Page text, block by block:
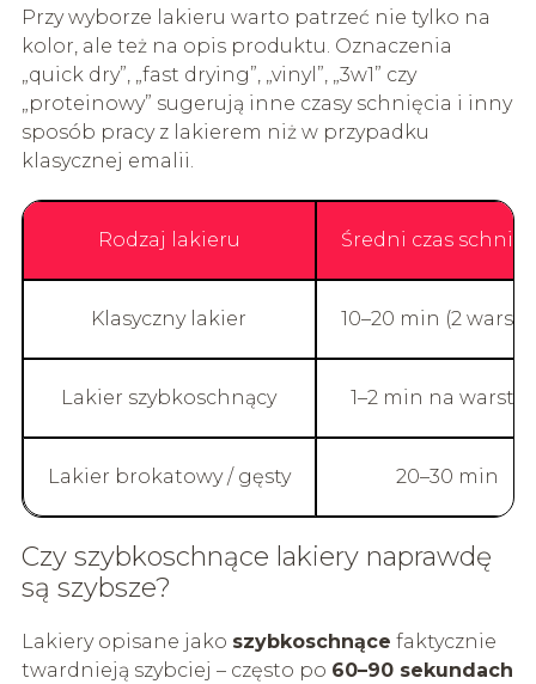
Przy wyborze lakieru warto patrzeć nie tylko na
kolor, ale też na opis produktu. Oznaczenia
„quick dry”, „fast drying”, „vinyl”, „3w1” czy
„proteinowy” sugerują inne czasy schnięcia i inny
sposób pracy z lakierem niż w przypadku
klasycznej emalii.
Rodzaj lakieru Średni czas
Klasyczny lakier 10–20 min (2
Lakier szybkoschnący 1–2 min na
Lakier brokatowy / gęsty 20–30 min
Czy szybkoschnące lakiery naprawdę
są szybsze?
Lakiery opisane jako szybkoschnące faktycznie
twardnieją szybciej – często po 60–90 sekundach